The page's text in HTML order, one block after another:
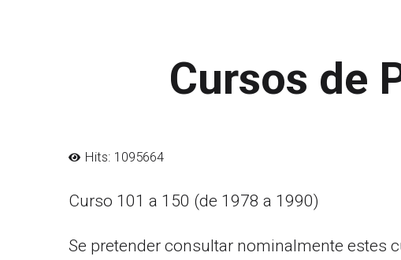
Cursos de
Hits: 1095664
Curso 101 a 150 (de 1978 a 1990)
Se pretender consultar nominalmente estes